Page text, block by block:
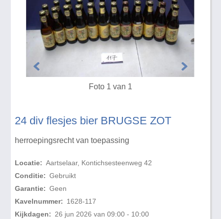
24 div flesjes bier BRUGSE ZOT
herroepingsrecht van toepassing
Locatie: Aartselaar, Kontichsesteenweg 42
Conditie: Gebruikt
Garantie: Geen
Kavelnummer: 1628-117
Kijkdagen: 26 jun 2026 van 09:00 - 10:00
Foto 1 van 1